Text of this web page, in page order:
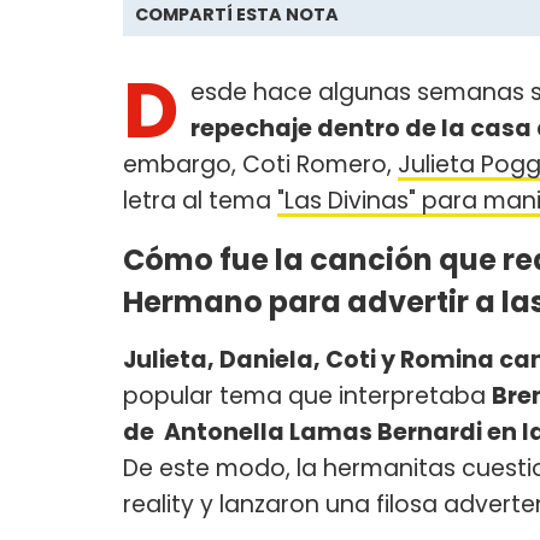
COMPARTÍ ESTA NOTA
D esde hace algunas
repechaje dentro de la
embargo, Coti Romero, Julieta
letra al tema "Las Divinas" para
Cómo fue la canción que
Hermano para advertir a
Julieta, Daniela, Coti y Romina
popular tema que interpretaba
de Antonella Lamas Bernardi en
De este modo, la hermanitas
reality y lanzaron una filosa